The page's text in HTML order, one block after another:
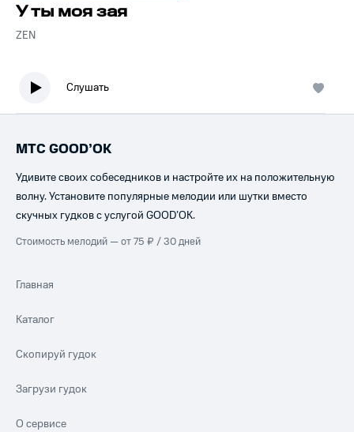
У ты моя зая
ZEN
Слушать
МТС GOOD’OK
Удивите своих собеседников и настройте их на положительную
волну. Установите популярные мелодии или шутки вместо
скучных гудков с услугой GOOD’OK.
Стоимость мелодий — от 75 ₽ / 30 дней
Главная
Каталог
Скопируй гудок
Загрузи гудок
О сервисе